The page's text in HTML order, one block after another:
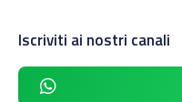
Iscriviti ai nostri canali